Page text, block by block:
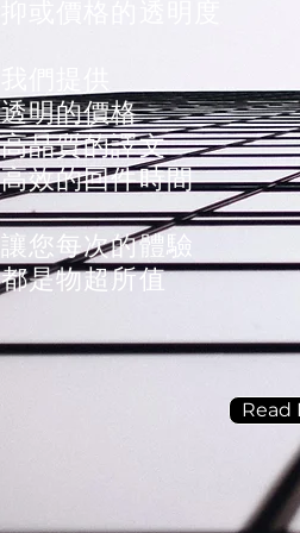
透明的價格
高品質的譯文
高效的回件時間
​讓您每次的體驗
都是物超所值
Read